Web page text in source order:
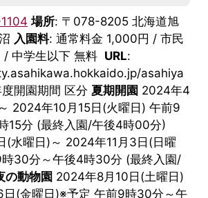
場所: 〒078-8205 北海道旭
入園料: 通常料金 1,000円 / 市民
中学生以下 無料 URL:
asahiya
開園期間 区分 夏期開園 2024年4
2024年10月15日(火曜日) 午前9
15分 (最終入園/午後4時00分)
(水曜日)～ 2024年11月3日(日曜
30分～午後4時30分 (最終入園/
の動物園 2024年8月10日(土曜日)
日(金曜日)※予定 午前9時30分～午